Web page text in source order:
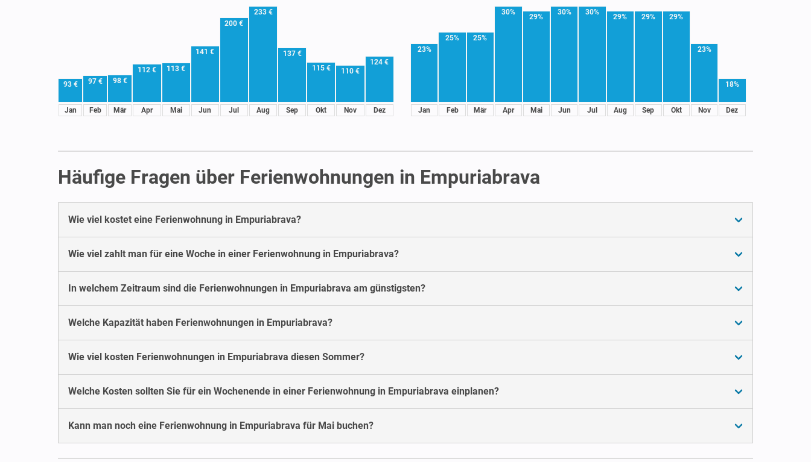
93 €
Jan
97 €
Feb
98 €
Mär
112 €
Apr
113 €
Mai
141 €
Jun
200 €
Jul
233 €
Aug
137 €
Sep
115 €
Okt
110 €
Nov
124 €
Dez
23%
Jan
25%
Feb
25%
Mär
30%
Apr
29%
Mai
30%
Jun
30%
Jul
29%
Aug
29%
Sep
29%
Okt
23%
Nov
18%
Dez
Häufige Fragen über Ferienwohnungen in Empuriabrava
Wie viel kostet eine Ferienwohnung in Empuriabrava?
Wie viel zahlt man für eine Woche in einer Ferienwohnung in Empuriabrava?
In welchem Zeitraum sind die Ferienwohnungen in Empuriabrava am günstigsten?
Welche Kapazität haben Ferienwohnungen in Empuriabrava?
Wie viel kosten Ferienwohnungen in Empuriabrava diesen Sommer?
Welche Kosten sollten Sie für ein Wochenende in einer Ferienwohnung in Empuriabrava einplanen?
Kann man noch eine Ferienwohnung in Empuriabrava für Mai buchen?